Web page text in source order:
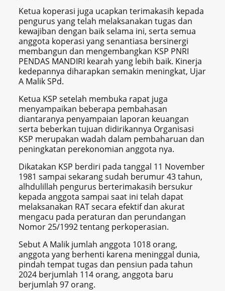
Ketua koperasi juga ucapkan terimakasih kepada
pengurus yang telah melaksanakan tugas dan
kewajiban dengan baik selama ini, serta semua
anggota koperasi yang senantiasa bersinergi
membangun dan mengembangkan KSP PNRI
PENDAS MANDIRI kearah yang lebih baik. Kinerja
kedepannya diharapkan semakin meningkat, Ujar
A Malik SPd.
Ketua KSP setelah membuka rapat juga
menyampaikan beberapa pembahasan
diantaranya penyampaian laporan keuangan
serta beberkan tujuan didirikannya Organisasi
KSP merupakan wadah dalam pembaharuan dan
peningkatan perekonomian anggota nya.
Dikatakan KSP berdiri pada tanggal 11 November
1981 sampai sekarang sudah berumur 43 tahun,
alhdulillah pengurus berterimakasih bersukur
kepada anggota sampai saat ini telah dapat
melaksanakan RAT secara efektif dan akurat
mengacu pada peraturan dan perundangan
Nomor 25/1992 tentang perkoperasian.
Sebut A Malik jumlah anggota 1018 orang,
anggota yang berhenti karena meninggal dunia,
pindah tempat tugas dan pensiun pada tahun
2024 berjumlah 114 orang, anggota baru
berjumlah 97 orang.